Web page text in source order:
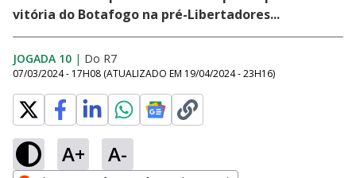
vitória do Botafogo na pré-Libertadores...
JOGADA 10 | Do R7
07/03/2024 - 17H08 (ATUALIZADO EM 19/04/2024 - 23H16)
A+ A-